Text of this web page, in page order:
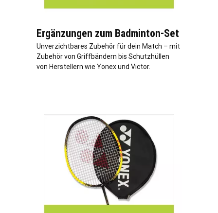
Ergänzungen zum Badminton-Set
Unverzichtbares Zubehör für dein Match – mit
Zubehör von Griffbändern bis Schutzhüllen
von Herstellern wie Yonex und Victor.